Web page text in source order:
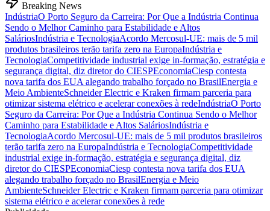
Breaking News
IndústriaO Porto Seguro da Carreira: Por Que a Indústria Continua
Sendo o Melhor Caminho para Estabilidade e Altos
SaláriosIndústria e TecnologiaAcordo Mercosul-UE: mais de 5 mil
produtos brasileiros terão tarifa zero na EuropaIndústria e
TecnologiaCompetitividade industrial exige in-formação, estratégia e
segurança digital, diz diretor do CIESPEconomiaCiesp contesta
nova tarifa dos EUA alegando trabalho forçado no BrasilEnergia e
Meio AmbienteSchneider Electric e Kraken firmam parceria para
otimizar sistema elétrico e acelerar conexões à redeIndústriaO Porto
Seguro da Carreira: Por Que a Indústria Continua Sendo o Melhor
Caminho para Estabilidade e Altos SaláriosIndústria e
TecnologiaAcordo Mercosul-UE: mais de 5 mil produtos brasileiros
terão tarifa zero na EuropaIndústria e TecnologiaCompetitividade
industrial exige in-formação, estratégia e segurança digital, diz
diretor do CIESPEconomiaCiesp contesta nova tarifa dos EUA
alegando trabalho forçado no BrasilEnergia e Meio
AmbienteSchneider Electric e Kraken firmam parceria para otimizar
sistema elétrico e acelerar conexões à rede